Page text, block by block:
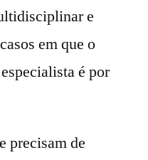
e
em que o
é por
precisam de